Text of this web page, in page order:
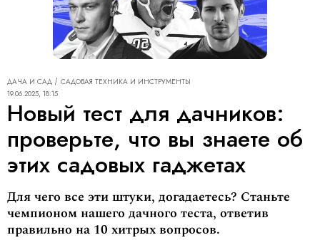
ДАЧА И САД
САДОВАЯ ТЕХНИКА И ИНСТРУМЕНТЫ
19.06.2025, 18:15
Новый тест для дачников:
проверьте, что вы знаете об
этих садовых гаджетах
Для чего все эти штуки, догадаетесь? Станьте
чемпионом нашего дачного теста, ответив
правильно на 10 хитрых вопросов.